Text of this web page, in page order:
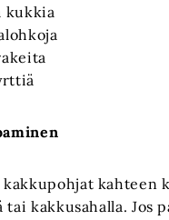
kukkia
kakkupohjat kahteen
tai kakkusahalla. Jos